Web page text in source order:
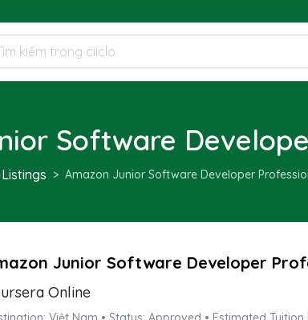
Software
Amazon Junior Software Developer
Junior Software Developer
Online